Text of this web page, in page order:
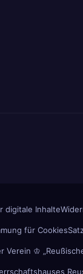
digitale Inhalte
für Cookies
Verein ♔